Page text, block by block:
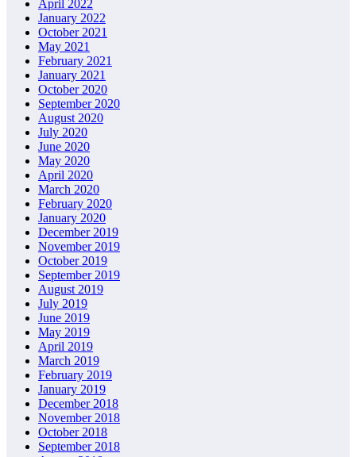
April 2022
January 2022
October 2021
May 2021
February 2021
January 2021
October 2020
September 2020
August 2020
July 2020
June 2020
May 2020
April 2020
March 2020
February 2020
January 2020
December 2019
November 2019
October 2019
September 2019
August 2019
July 2019
June 2019
May 2019
April 2019
March 2019
February 2019
January 2019
December 2018
November 2018
October 2018
September 2018